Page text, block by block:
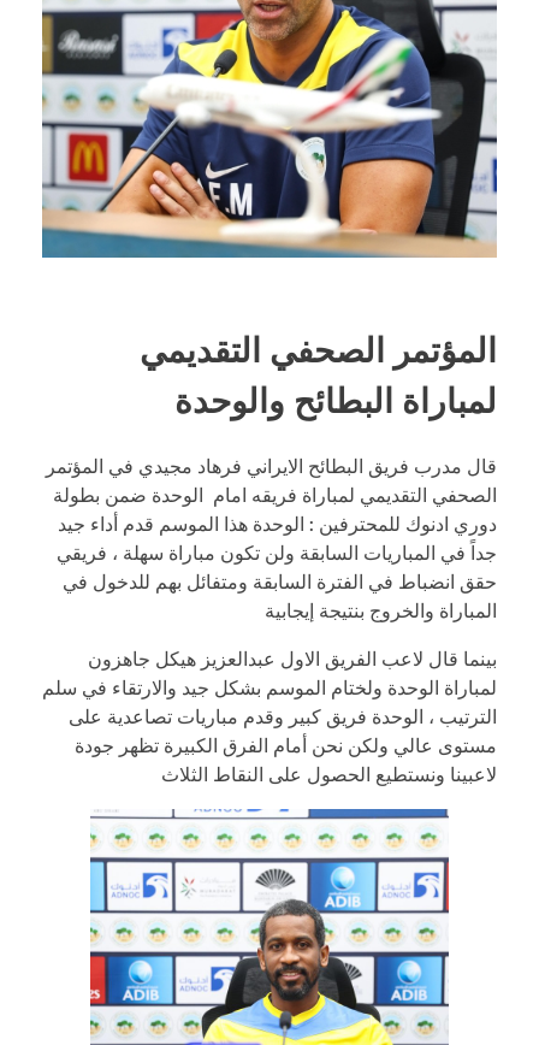
المؤتمر الصحفي التقديمي
لمباراة البطائح والوحدة
قال مدرب فريق البطائح الايراني فرهاد مجيدي في المؤتمر
الصحفي التقديمي لمباراة فريقه امام الوحدة ضمن بطولة
دوري ادنوك للمحترفين : الوحدة هذا الموسم قدم أداء جيد
جداً في المباريات السابقة ولن تكون مباراة سهلة ، فريقي
حقق انضباط في الفترة السابقة ومتفائل بهم للدخول في
المباراة والخروج بنتيجة إيجابية
بينما قال لاعب الفريق الاول عبدالعزيز هيكل جاهزون
لمباراة الوحدة ولختام الموسم بشكل جيد والارتقاء في سلم
الترتيب ، الوحدة فريق كبير وقدم مباريات تصاعدية على
مستوى عالي ولكن نحن أمام الفرق الكبيرة تظهر جودة
لاعبينا ونستطيع الحصول على النقاط الثلاث